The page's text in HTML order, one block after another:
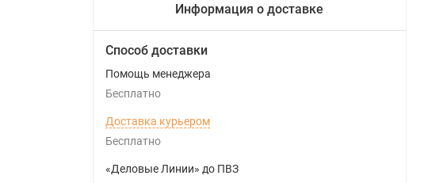
Информация о доставке
Способ доставки
Помощь менеджера
Бесплатно
Доставка курьером
Бесплатно
«Деловые Линии» до ПВЗ